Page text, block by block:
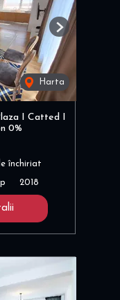
Harta
Next
I Catted I
0%
închiriat
2018